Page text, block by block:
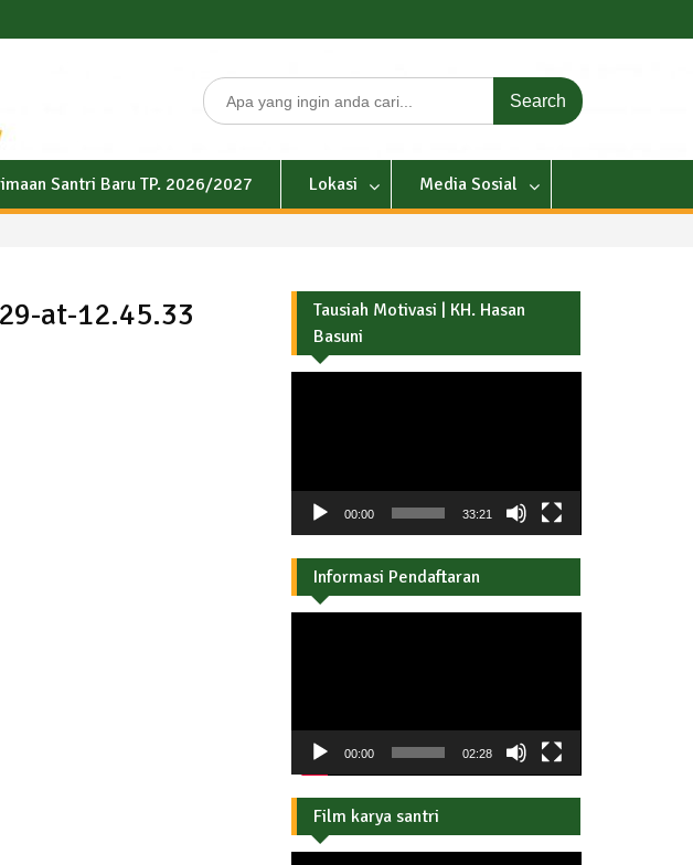
Search
for:
Santri Baru TP. 2026/2027 Lokasi Media Sosial
at-12.45.33
Tausiah Motivasi | KH. Hasan
Basuni
00:00 33:21
Informasi Pendaftaran
00:00 02:28
Film karya santri